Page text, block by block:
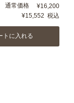
通常価格 ¥16,200
¥15,552 税込
トに入れる